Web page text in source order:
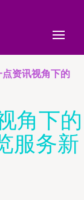
资讯视角下的
角下的
服务新